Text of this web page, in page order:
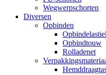
Wegwerpschorten
Diversen
Opbinden
Opbindtouw
Rolladenet